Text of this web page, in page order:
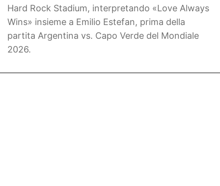
Hard Rock Stadium, interpretando «Love Always
Wins» insieme a Emilio Estefan, prima della
partita Argentina vs. Capo Verde del Mondiale
2026.